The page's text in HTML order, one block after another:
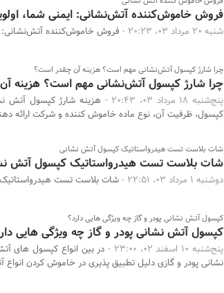
فروش خاموش‌کننده آتش‌نشانی: ایمنی شما،
شنبه 20 مرداد 03، 20:23 - فروش خاموش‌کننده آتش‌نشانی:
چرا شارژ کپسول آتش‌نشانی مهم است؟ هزینه آن چقدر است؟
چرا شارژ کپسول آتش‌نشانی مهم است؟ هزینه
پنج‌شنبه 18 مرداد 03، 20:43 -
هزینه شارژ کپسول آتش‌
کپسول، ظرفیت آن، نوع ماده خاموش‌ کننده و شرکت ارائه
شات بلاست تست هیدرواستاتیک کپسول آتش نشانی
شات بلاست تست هیدرواستاتیک کپسول آتش
دوشنبه 1 مرداد 03، 22:51 - شات بلاست تست
کپسول آتش نشانی پودر و گاز چه ویژگی هایی دارد؟
کپسول آتش نشانی پودر و گاز چه ویژگی هایی
پنج‌شنبه 10 اسفند 02، 23:00 -
در بین انواع کپسول های
نشانی پودر و گازی دلیل تطبیق پذیری در خاموش کردن